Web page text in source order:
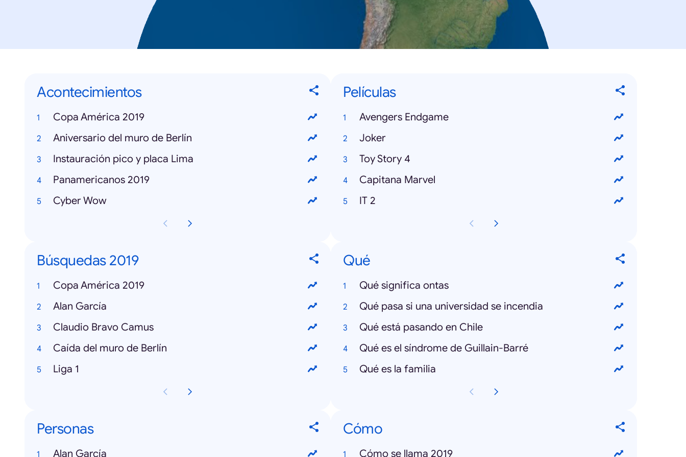
Acontecimientos
Copa América 2019
Aniversario del muro de Berlín
Instauración pico y placa Lima
Panamericanos 2019
Cyber Wow
Películas
Avengers Endgame
Joker
Toy Story 4
Capitana Marvel
IT 2
Búsquedas 2019
Copa América 2019
Alan García
Claudio Bravo Camus
Caída del muro de Berlín
Liga 1
Qué
Qué significa ontas
Qué pasa si una universidad se incendia
Qué está pasando en Chile
Qué es el síndrome de Guillain-Barré
Qué es la familia
Personas
Alan García
Cómo
Cómo se llama 2019